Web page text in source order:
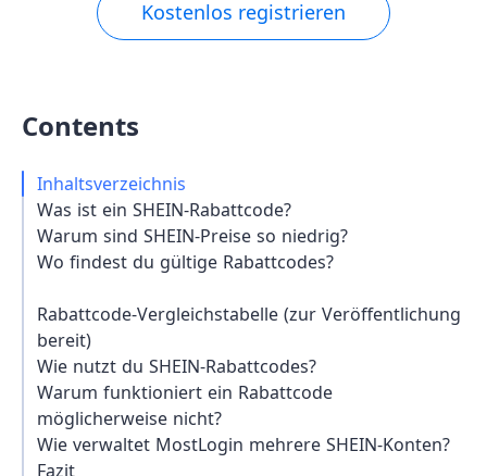
Kostenlos registrieren
Contents
Inhaltsverzeichnis
Was ist ein SHEIN-Rabattcode?
Warum sind SHEIN-Preise so niedrig?
Wo findest du gültige Rabattcodes?
Rabattcode-Vergleichstabelle (zur Veröffentlichung
bereit)
Wie nutzt du SHEIN-Rabattcodes?
Warum funktioniert ein Rabattcode
möglicherweise nicht?
Wie verwaltet MostLogin mehrere SHEIN-Konten?
Fazit